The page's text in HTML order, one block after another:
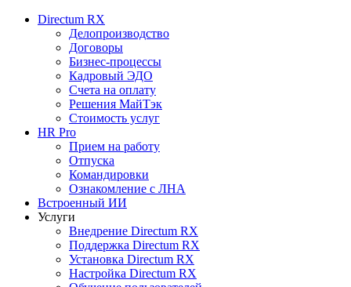
Directum RX
Делопроизводство
Договоры
Бизнес-процессы
Кадровый ЭДО
Счета на оплату
Решения МайТэк
Стоимость услуг
HR Pro
Прием на работу
Отпуска
Командировки
Ознакомление с ЛНА
Встроенный ИИ
Услуги
Внедрение Directum RX
Поддержка Directum RX
Установка Directum RX
Настройка Directum RX